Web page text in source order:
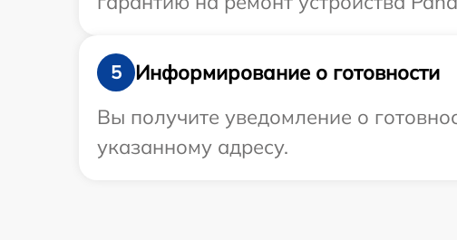
5
Информирование о готовности
Вы получите уведомление о
указанному адресу.